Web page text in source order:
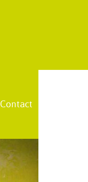
Contact